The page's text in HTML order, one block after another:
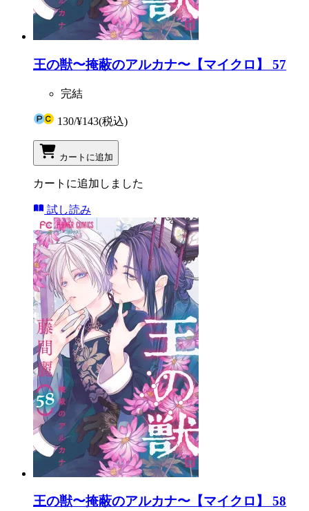
王の獣〜掩蔽のアルカナ〜【マイクロ】 57
完結
130/¥143(税込)
カートに追加
カートに追加しました
試し読み
王の獣〜掩蔽のアルカナ〜【マイクロ】 58